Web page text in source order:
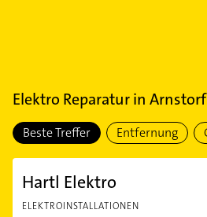
Elektro Reparaturin Arnstorf
Beste Treffer Entfernung
Hartl Elektro
ELEKTROINSTALLATIONEN